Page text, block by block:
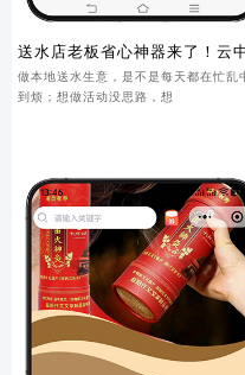
送水店老板省心神器来了！云
锁客一步到位
做本地送水生意，是不是每天都在忙乱
到烦；想做活动没思路，想